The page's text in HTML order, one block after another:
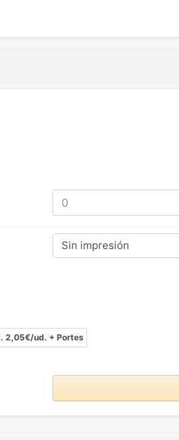
Sin impresión
2,05€/ud. + Portes